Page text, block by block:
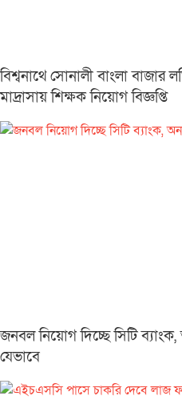
বিশ্বনাথে সোনালী বাংলা বাজার
মাদ্রাসায় শিক্ষক নিয়োগ বিজ্ঞপ্তি
জনবল নিয়োগ দিচ্ছে সিটি
যেভাবে